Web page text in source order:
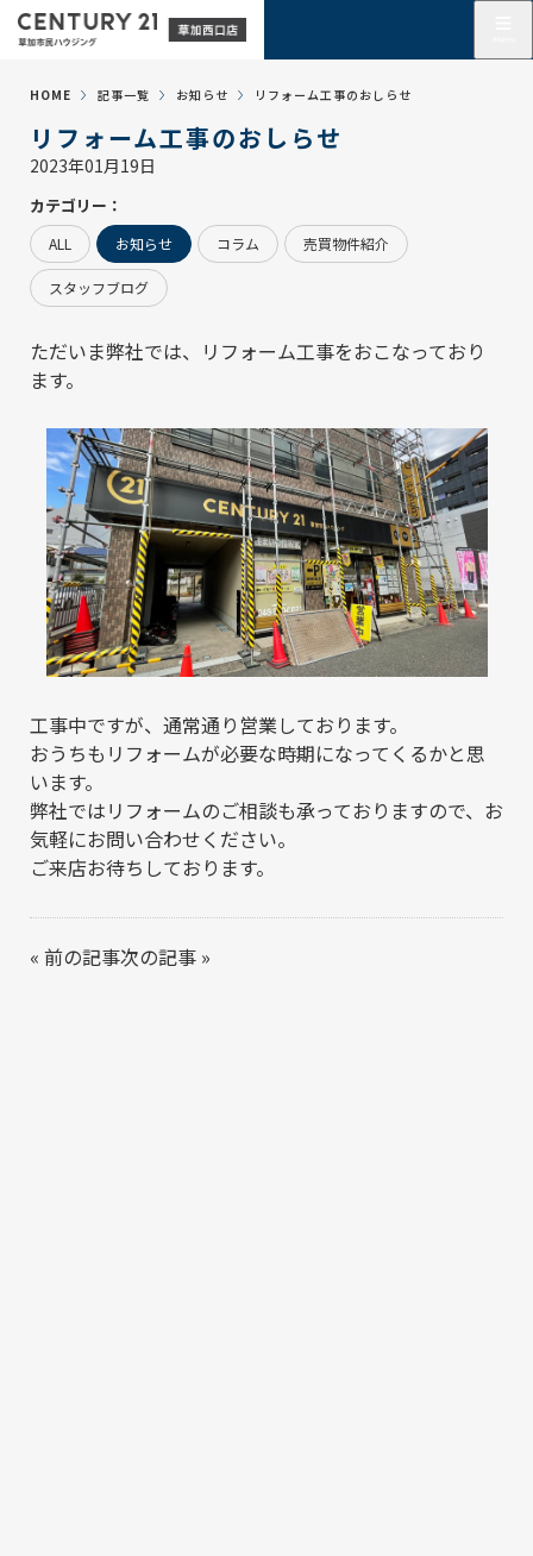
HOME 記事一覧 お知らせ リフォーム工事のおしらせ
リフォーム工事のおしらせ
2023年01月19日
カテゴリー：
ALL お知らせ コラム 売買物件紹介
スタッフブログ
ただいま弊社では、リフォーム工事をおこなっており
ます。
工事中ですが、通常通り営業しております。
おうちもリフォームが必要な時期になってくるかと思
います。
弊社ではリフォームのご相談も承っておりますので、お
気軽にお問い合わせください。
ご来店お待ちしております。
« 前の記事次の記事 »